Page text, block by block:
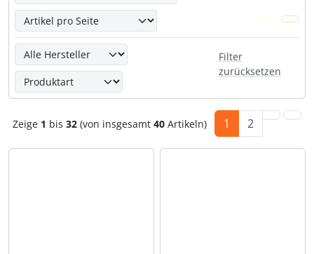
Hier kannst Du die nachfolgenden Artikel nach ihren
Filter
zurücksetzen
Zeige 1 bis 32(von insgesamt 40Artikeln) 1 2